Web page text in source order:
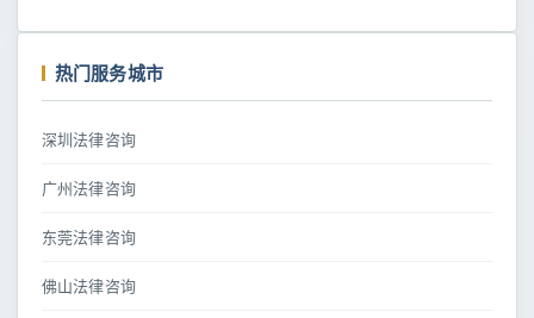
热门服务城市
深圳法律咨询
广州法律咨询
东莞法律咨询
佛山法律咨询